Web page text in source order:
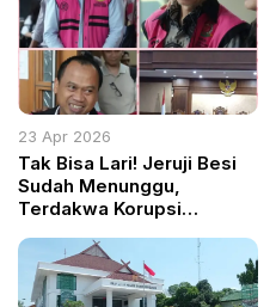
23 Apr 2026
Tak Bisa Lari! Jeruji Besi
Sudah Menunggu,
Terdakwa Korupsi
Belasan Tahun Bui